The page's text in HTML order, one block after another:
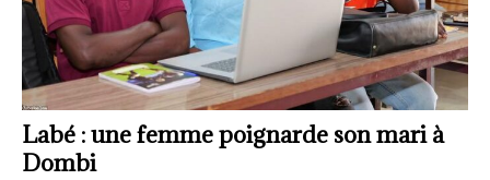
Labé : une femme poignarde son mari à
Dombi